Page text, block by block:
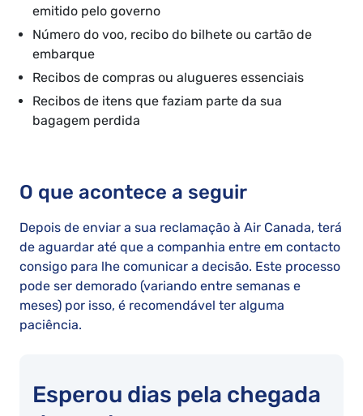
emitido pelo governo
Número do voo, recibo do bilhete ou cartão de
embarque
Recibos de compras ou alugueres essenciais
Recibos de itens que faziam parte da sua
bagagem perdida
O que acontece a seguir
Depois de enviar a sua reclamação à Air Canada, terá
de aguardar até que a companhia entre em contacto
consigo para lhe comunicar a decisão. Este processo
pode ser demorado (variando entre semanas e
meses) por isso, é recomendável ter alguma
paciência.
Esperou dias pela chegada